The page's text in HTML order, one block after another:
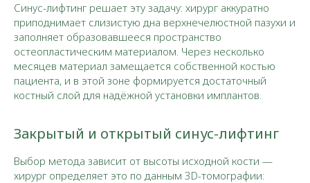
Синус-лифтинг решает эту задачу: хирург аккуратно
приподнимает слизистую дна верхнечелюстной пазухи и
заполняет образовавшееся пространство
остеопластическим материалом. Через несколько
месяцев материал замещается собственной костью
пациента, и в этой зоне формируется достаточный
костный слой для надёжной установки имплантов.
Закрытый и открытый синус-лифтинг
Выбор метода зависит от высоты исходной кости —
хирург определяет это по данным 3D-томографии: